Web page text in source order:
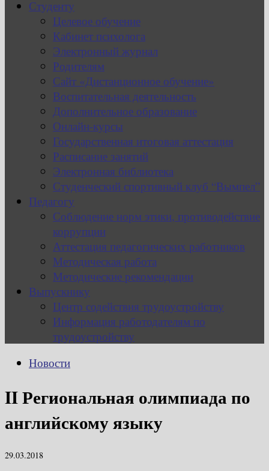
Студенту
Целевое обучение
Кабинет психолога
Электронный журнал
Родителям
Сайт «Дистанционное обучение»
Воспитательная деятельность
Дополнительное образование
Онлайн-курсы
Государственная итоговая аттестация
Расписание занятий
Электронная библиотека
Студенческий спортивный клуб “Вымпел”
Педагогу
Соблюдение норм этики, противодействие
коррупции
Аттестация педагогических работников
Методическая работа
Методические рекомендации
Выпускнику
Центр содействия трудоустройству
Информация работодателям по
трудоустройству
Новости
II Региональная олимпиада по
английскому языку
29.03.2018